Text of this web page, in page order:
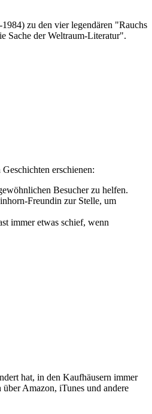
zu den vier legendären "Rauchs
Sache der Weltraum-Literatur".
erschienen:
Besucher zu helfen.
Freundin zur Stelle, um
immer etwas schief, wenn
hat, in den Kaufhäusern immer
Amazon, iTunes und andere